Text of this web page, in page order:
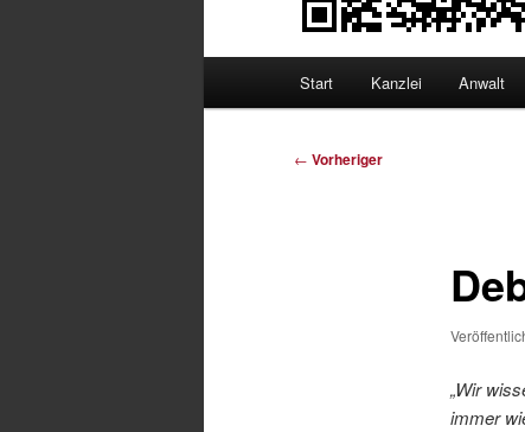
Start Kanzlei Anwalt
Beitragsnavigation
← Vorheriger
„Wir
immer